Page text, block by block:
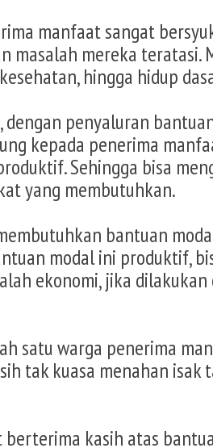
manfaat sangat
masalah mereka teratasi.
hingga hidup
dengan penyaluran
kepada penerima
Sehingga bisa
yang membutuhkan.
bantuan
modal ini produktif,
ekonomi, jika dilakukan
satu warga penerima
tak kuasa menahan isak
berterima kasih atas